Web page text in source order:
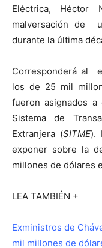
Eléctrica, Héctor
malversación de
durante la última
Corresponderá al
los de 25 mil
fueron asignados
Sistema de
Extranjera (SITME).
exponer sobre la
millones de dólares
LEA TAMBIÉN +
Exministros de
mil millones de